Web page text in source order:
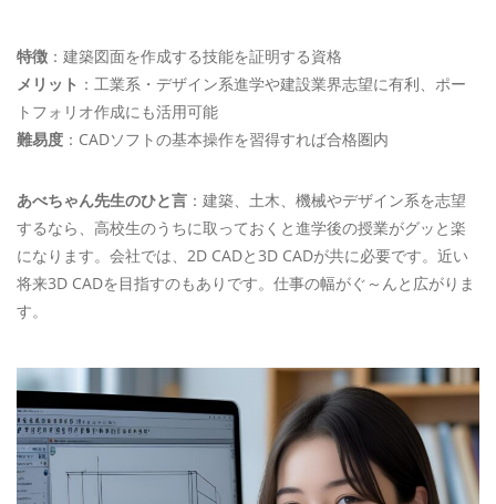
特徴 ：建築図面を作成する技能を証明する資格
メリット ：工業系・デザイン系進学や建設業界志望に有利、ポー
トフォリオ作成にも活用可能
難易度 ：CADソフトの基本操作を習得すれば合格圏内
あべちゃん先生のひと言 ：建築、土木、機械やデザイン系を志望
するなら、高校生のうちに取っておくと進学後の授業がグッと楽
になります。会社では、2D CADと3D CADが共に必要です。近い
将来3D CADを目指すのもありです。仕事の幅がぐ～んと広がりま
す。